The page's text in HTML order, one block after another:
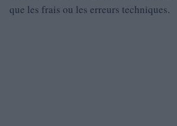
que les frais ou les erreurs techniques.